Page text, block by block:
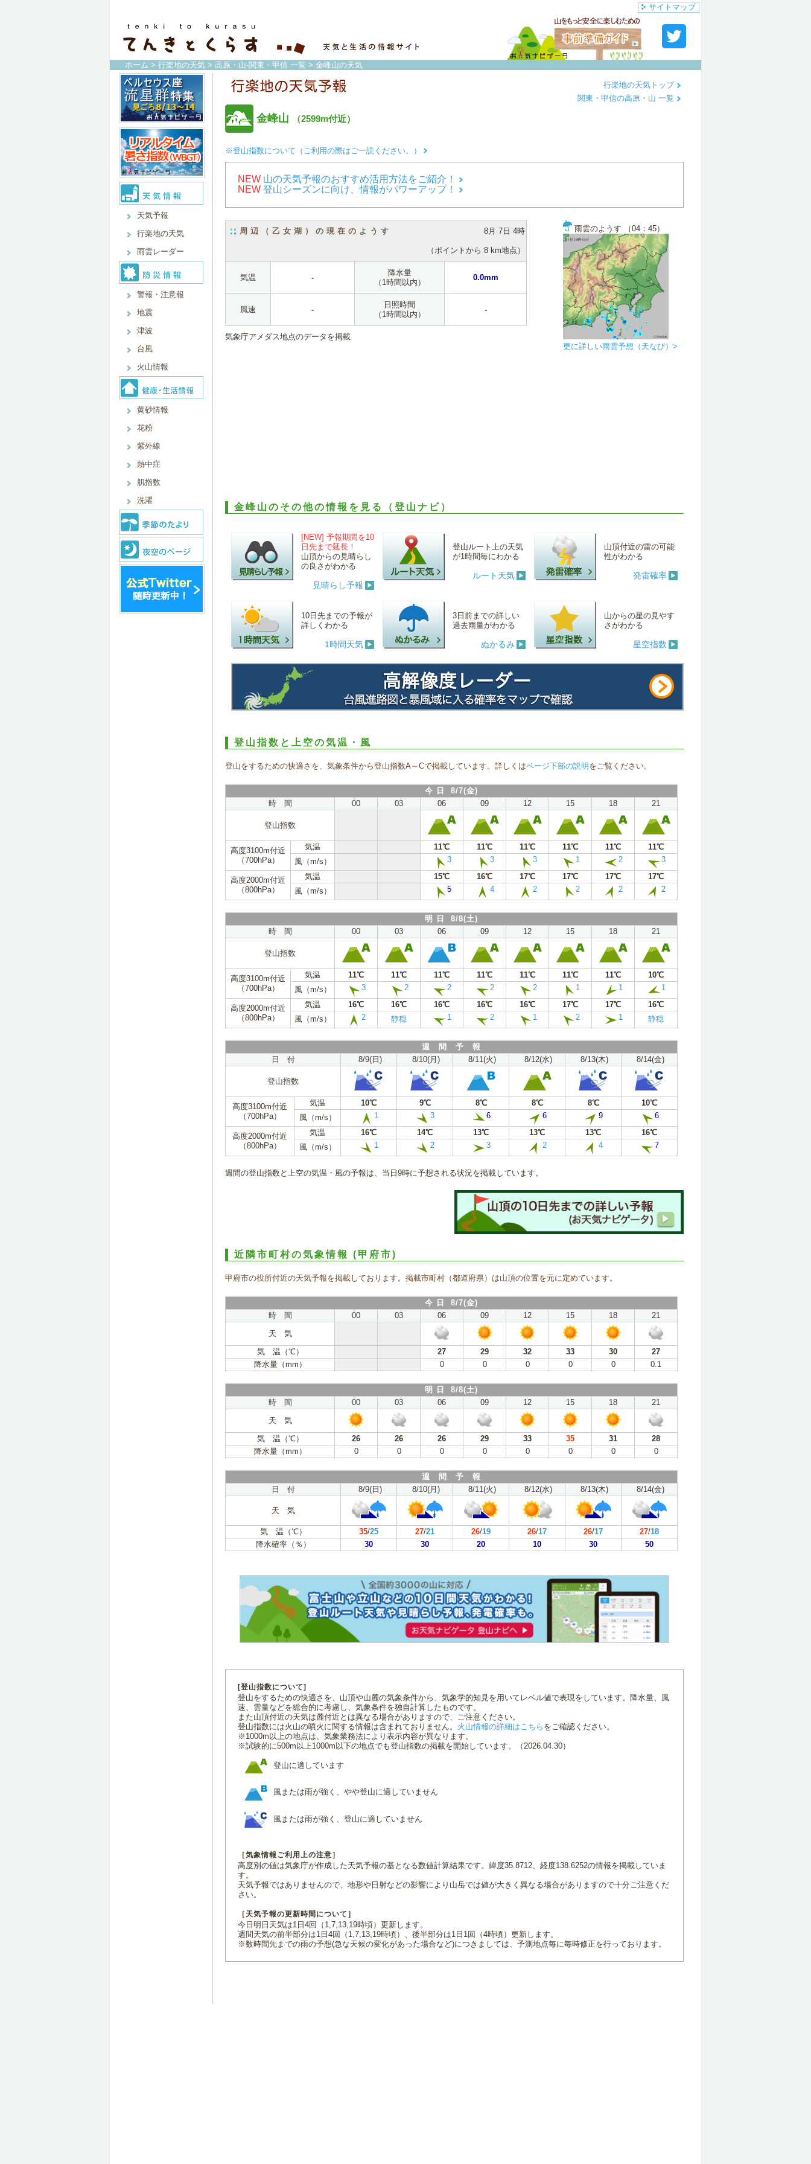
サイトマップ
ホーム > 行楽地の天気 > 高原・山-関東・甲信 一覧 > 金峰山の天気
天気予報
行楽地の天気
雨雲レーダー
警報・注意報
地震
津波
台風
火山情報
黄砂情報
花粉
紫外線
熱中症
肌指数
洗濯
金峰山 （2599m付近）
行楽地の天気トップ
関東・甲信の高原・山 一覧
※登山指数について（ご利用の際はご一読ください。）
NEW 山の天気予報のおすすめ活用方法をご紹介！
NEW 登山シーズンに向け、情報がパワーアップ！
周辺（乙女湖）の現在のようす 8月 7日 4時
（ポイントから 8 km地点）
気温 -
降水量
（1時間以内）
0.0mm
風速 -
日照時間
（1時間以内）
-
気象庁アメダス地点のデータを掲載
雨雲のようす （04：45）
更に詳しい雨雲予想（天なび）>
金峰山のその他の情報を見る（登山ナビ）
[NEW] 予報期間を10
日先まで延長！
山頂からの見晴らし
の良さがわかる
見晴らし予報
登山ルート上の天気
が1時間毎にわかる
ルート天気
山頂付近の雷の可能
性がわかる
発雷確率
10日先までの予報が
詳しくわかる
1時間天気
3日前までの詳しい
過去雨量がわかる
ぬかるみ
山からの星の見やす
さがわかる
星空指数
登山指数と上空の気温・風
登山をするための快適さを、気象条件から登山指数A～Cで掲載しています。詳しくはページ下部の説明 をご覧ください。
今 日 8/7(金)
時 間
00 03 06 09 12 15 18 21
登山指数
高度3100m付近
（700hPa）
気温 11℃ 11℃ 11℃ 11℃ 11℃
11℃
風（m/s）
3 3 3 1 2 3
高度2000m付近
（800hPa）
気温 15℃ 16℃ 17℃ 17℃ 17℃
17℃
風（m/s）
5 4 2 2 2 2
明 日 8/8(土)
時 間
00 03 06 09 12 15 18 21
登山指数
高度3100m付近
（700hPa）
気温 11℃ 11℃ 11℃ 11℃ 11℃ 11℃ 11℃
10℃
風（m/s）
3 2 2 2 2 1 1 1
高度2000m付近
（800hPa）
気温 16℃ 16℃ 16℃ 16℃ 16℃ 17℃ 17℃
16℃
風（m/s）
2 静穏 1 2 1 2 1 静穏
週 間 予 報
日 付
8/9(日) 8/10(月) 8/11(火) 8/12(水) 8/13(木) 8/14(金)
登山指数
高度3100m付近
（700hPa）
気温 10℃ 9℃ 8℃ 8℃ 8℃
10℃
風（m/s）
1 3 6 6 9 6
高度2000m付近
（800hPa）
気温 16℃ 14℃ 13℃ 13℃ 13℃
16℃
風（m/s）
1 2 3 2 4 7
週間の登山指数と上空の気温・風の予報は、当日9時に予想される状況を掲載しています。
近隣市町村の気象情報 (甲府市)
甲府市の役所付近の天気予報を掲載しております。掲載市町村（都道府県）は山頂の位置を元に定めています。
今 日 8/7(金)
時 間
00 03 06 09 12 15 18
21
天 気
気 温（℃）
27 29 32 33 30
27
降水量（mm）
0 0 0 0 0 0.1
明 日 8/8(土)
時 間
00 03 06 09 12 15 18
21
天 気
気 温（℃）
26 26 26 29 33 35 31
28
降水量（mm）
0 0 0 0 0 0 0 0
週 間 予 報
日 付
8/9(日) 8/10(月) 8/11(火) 8/12(水) 8/13(木) 8/14(金)
天 気
気 温（℃） 35/25 27/21 26/19 26/17 26/17 27/18
降水確率（％）
30 30 20 10 30 50
[登山指数について]
登山をするための快適さを、山頂や山麓の気象条件から、気象学的知見を用いてレベル値で表現をしています。降水量、風
速、雲量などを総合的に考慮し、気象条件を独自計算したものです。
また山頂付近の天気は麓付近とは異なる場合がありますので、ご注意ください。
登山指数には火山の噴火に関する情報は含まれておりません。 火山情報の詳細はこちら をご確認ください。
※1000m以上の地点は、気象業務法により表示内容が異なります。
※試験的に500m以上1000m以下の地点でも登山指数の掲載を開始しています。（2026.04.30）
登山に適しています
風または雨が強く、やや登山に適していません
風または雨が強く、登山に適していません
［気象情報ご利用上の注意］
高度別の値は気象庁が作成した天気予報の基となる数値計算結果です。緯度35.8712、経度138.6252の情報を掲載していま
す。
天気予報ではありませんので、地形や日射などの影響により山岳では値が大きく異なる場合がありますので十分ご注意くだ
さい。
［天気予報の更新時間について］
今日明日天気は1日4回（1,7,13,19時頃）更新します。
週間天気の前半部分は1日4回（1,7,13,19時頃）、後半部分は1日1回（4時頃）更新します。
※数時間先までの雨の予想(急な天候の変化があった場合など)につきましては、予測地点毎に毎時修正を行っております。